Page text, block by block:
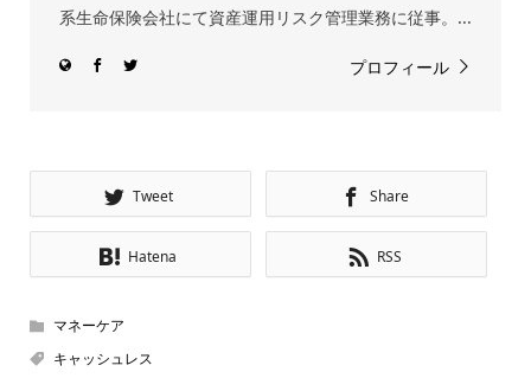
系生命保険会社にて資産運用リスク管理業務に従事。...
プロフィール
Tweet Share
Hatena RSS
マネーケア
キャッシュレス